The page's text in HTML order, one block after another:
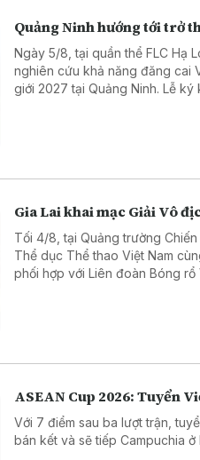
Quảng Ninh hướng tới trở
Ngày 5/8, tại quần thể FLC Hạ
nghiên cứu khả năng đăng cai
giới 2027 tại Quảng Ninh. Lễ
Gia Lai khai mạc Giải Vô
Tối 4/8, tại Quảng trường
Thể dục Thể thao Việt Nam
phối hợp với Liên đoàn Bóng
ASEAN Cup 2026: Tuyển
Với 7 điểm sau ba lượt trận,
bán kết và sẽ tiếp Campuchia ở